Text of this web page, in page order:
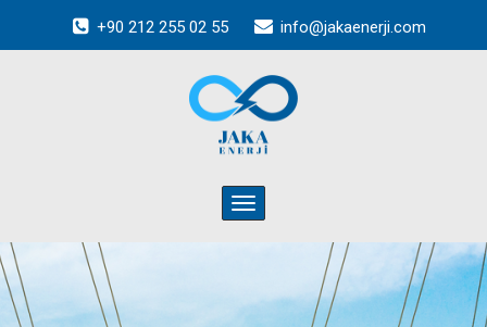
+90 212 255 02 55 info@jakaenerji.com
Toggle
navigation